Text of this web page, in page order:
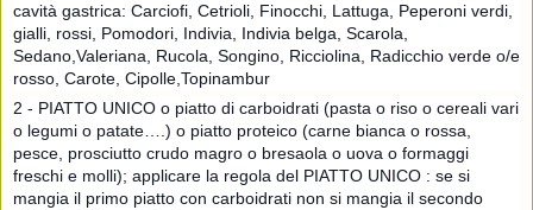
cavità gastrica: Carciofi, Cetrioli, Finocchi, Lattuga, Peperoni verdi,
gialli, rossi, Pomodori, Indivia, Indivia belga, Scarola,
Sedano,Valeriana, Rucola, Songino, Ricciolina, Radicchio verde o/e
rosso, Carote, Cipolle,Topinambur
2 - PIATTO UNICO o piatto di carboidrati (pasta o riso o cereali vari
o legumi o patate….) o piatto proteico (carne bianca o rossa,
pesce, prosciutto crudo magro o bresaola o uova o formaggi
freschi e molli); applicare la regola del PIATTO UNICO : se si
mangia il primo piatto con carboidrati non si mangia il secondo